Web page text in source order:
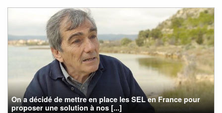
On a décidé de mettre en place les SEL en France pour
proposer une solution à nos [...]